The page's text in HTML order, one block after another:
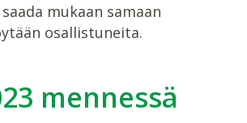
mukaan samaan
osallistuneita.
mennessä